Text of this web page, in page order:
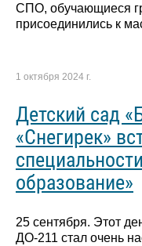
СПО, обучающиеся
присоединились к
1 октября 2024 г.
Детский сад
«Снегирек»
образование»
25 сентября. Этот
ДО-211 стал очень